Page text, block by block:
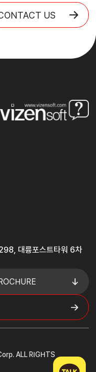
US
대륭포스트타워 6차
ALL RIGHTS